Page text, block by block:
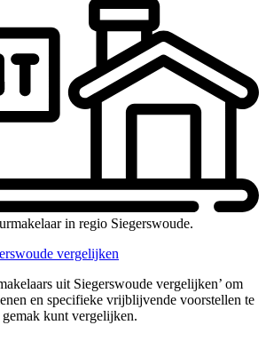
in regio Siegerswoude.
vergelijken
uit Siegerswoude vergelijken’ om
en specifieke vrijblijvende voorstellen te
kunt vergelijken.